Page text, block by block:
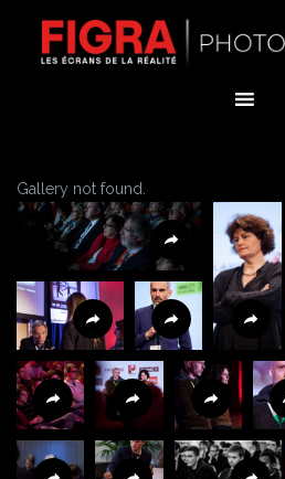
content
Gallery not found.